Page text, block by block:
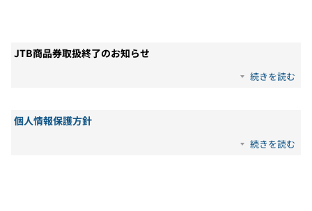
JTB商品券取扱終了のお知らせ
続きを読む
個人情報保護方針
続きを読む